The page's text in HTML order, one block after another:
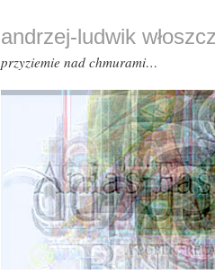
andrzej-ludwik
przyziemie nad chmurami…